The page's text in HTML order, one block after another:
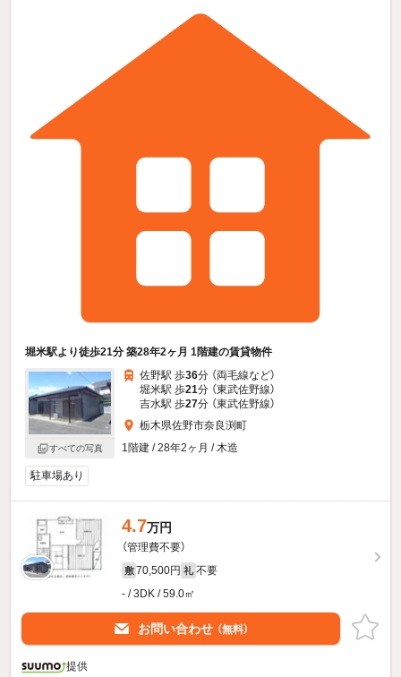
堀米駅より徒歩21分 築28年2ヶ月 1階建の賃貸物件
すべての写真
佐野駅 歩36分 （両毛線など）
堀米駅 歩21分 （東武佐野線）
吉水駅 歩27分 （東武佐野線）
栃木県佐野市奈良渕町
1階建 / 28年2ヶ月 / 木造
駐車場あり
4.7万円
（管理費不要）
敷 70,500円 礼 不要
- / 3DK / 59.0㎡
お問い合わせ （無料）
提供